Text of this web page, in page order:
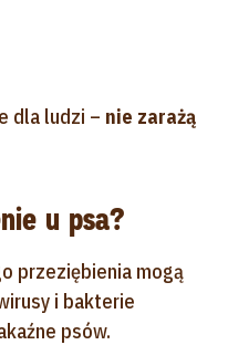
dla ludzi – nie zarażą
u psa?
przeziębienia mogą
i bakterie
psów.